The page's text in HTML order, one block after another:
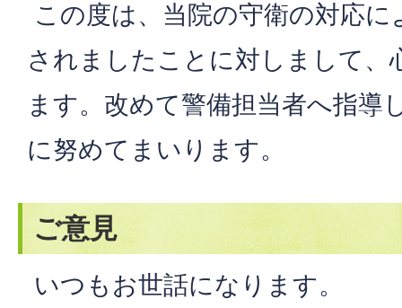
この度は、当院の守衛の対応
されましたことに対しまして、
ます。改めて警備担当者へ指導
に努めてまいります。
ご意見
いつもお世話になります。